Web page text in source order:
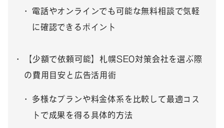
電話やオンラインでも可能な無料相談で気軽
に確認できるポイント
【少額で依頼可能】札幌SEO対策会社を選ぶ際
の費用目安と広告活用術
多様なプランや料金体系を比較して最適コス
トで成果を得る具体的方法